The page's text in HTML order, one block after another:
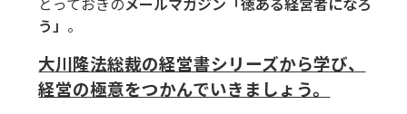
う」 。
大川隆法総裁の経営書シリーズから学び、
経営の極意をつかんでいきましょう。